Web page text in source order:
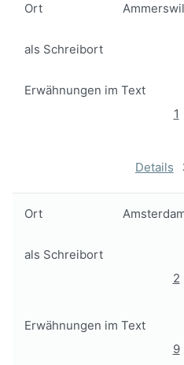
Ort
als Schreibort
Erwähnungen im Text
1
Details
Ort
als Schreibort
2
Erwähnungen im Text
9